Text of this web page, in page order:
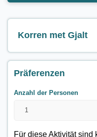
Korren met Gjalt
Präferenzen
Anzahl der Personen
Für diese Aktivität sind